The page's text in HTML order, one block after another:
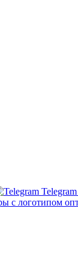
Telegram